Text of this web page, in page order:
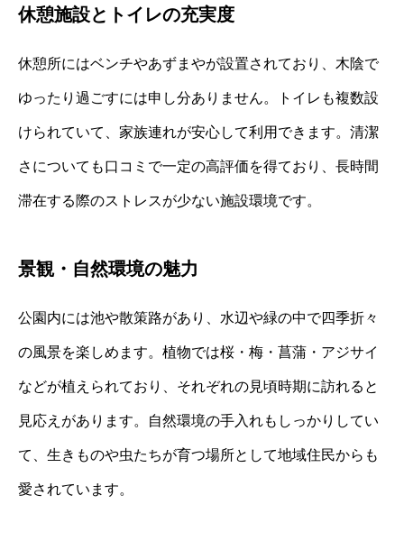
休憩施設とトイレの充実度
休憩所にはベンチやあずまやが設置されており、木陰で
ゆったり過ごすには申し分ありません。トイレも複数設
けられていて、家族連れが安心して利用できます。清潔
さについても口コミで一定の高評価を得ており、長時間
滞在する際のストレスが少ない施設環境です。
景観・自然環境の魅力
公園内には池や散策路があり、水辺や緑の中で四季折々
の風景を楽しめます。植物では桜・梅・菖蒲・アジサイ
などが植えられており、それぞれの見頃時期に訪れると
見応えがあります。自然環境の手入れもしっかりしてい
て、生きものや虫たちが育つ場所として地域住民からも
愛されています。